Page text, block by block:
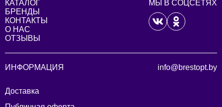
КАТАЛОГ
БРЕНДЫ
КОНТАКТЫ
О НАС
ОТЗЫВЫ
МЫ В СОЦСЕТЯХ
ИНФОРМАЦИЯ
Доставка
info@brestopt.by